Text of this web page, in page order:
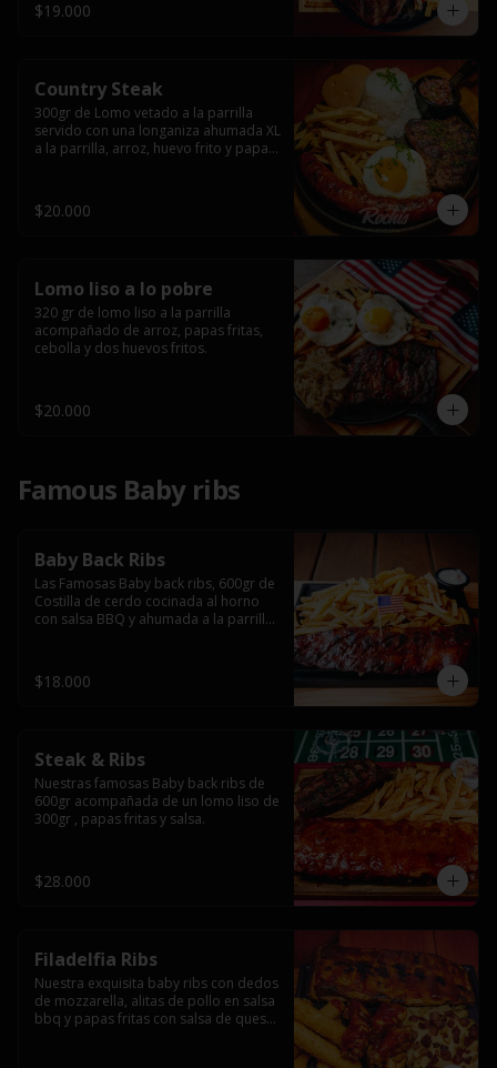
$19.000
Country Steak
300gr de Lomo vetado a la parrilla
servido con una longaniza ahumada XL
a la parrilla, arroz, huevo frito y papas
$20.000
Lomo liso a lo pobre
320 gr de lomo liso a la parrilla
acompañado de arroz, papas fritas,
cebolla y dos huevos fritos.
$20.000
Famous Baby ribs
Baby Back Ribs
Las Famosas Baby back ribs, 600gr de
Costilla de cerdo cocinada al horno
con salsa BBQ y ahumada a la parrilla
$18.000
Steak & Ribs
Nuestras famosas Baby back ribs de
600gr acompañada de un lomo liso de
300gr , papas fritas y salsa.
$28.000
Filadelfia Ribs
Nuestra exquisita baby ribs con dedos
de mozzarella, alitas de pollo en salsa
bbq y papas fritas con salsa de queso